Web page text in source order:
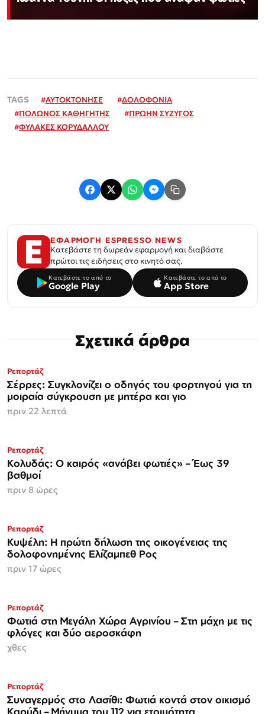
#ΑΥΤΟΚΤΟΝΗΣΕ #ΔΟΛΟΦΟΝΙΑ
#ΠΟΛΩΝΟΣ ΚΑΘΗΓΗΤΗΣ #ΠΡΩΗΝ ΣΥΖΥΓΟΣ
#ΦΥΛΑΚΕΣ ΚΟΡΥΔΑΛΛΟΥ
ΕΦΑΡΜΟΓΗ ESPRESSO NEWS
Κατεβάστε τη δωρεάν εφαρμογή και διαβάστε
πρώτοι τις ειδήσεις στο κινητό σας.
Κατεβάστε το από το
Google Play
Κατεβάστε το από το
App Store
Σχετικά άρθρα
Ρεπορτάζ
Σέρρες: Συγκλονίζει ο οδηγός του φορτηγού για τη
μοιραία σύγκρουση με μητέρα και γιο
πριν 22 λεπτά
Ρεπορτάζ
Κολυδάς: Ο καιρός «ανάβει φωτιές» – Έως 39
βαθμοί
πριν 8 ώρες
Ρεπορτάζ
Κυψέλη: Η πρώτη δήλωση της οικογένειας της
δολοφονημένης Ελίζαμπεθ Ρος
πριν 17 ώρες
Ρεπορτάζ
Φωτιά στη Μεγάλη Χώρα Αγρινίου – Στη μάχη με τις
φλόγες και δύο αεροσκάφη
χθες
Ρεπορτάζ
Συναγερμός στο Λασίθι: Φωτιά κοντά στον οικισμό
Καρύδι – Μήνυμα του 112 για ετοιμότητα